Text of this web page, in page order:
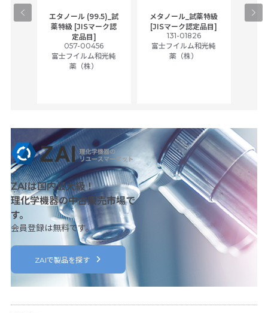
エタノール (99.5)_試
薬特級 [JISマーク認
定品目]
057-00456
富士フイルム和光純
薬（株）
メタノール_試薬特級
[JISマーク認定品目]
131-01826
富士フイルム和光純
薬（株）
ア
ZAIは国内最大級！
理化学機器の中古販売市場で
す。
会員登録は無料です。
ZAIで製品を探す